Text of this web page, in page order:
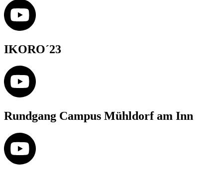
IKORO´23
Rundgang Campus Mühldorf am Inn